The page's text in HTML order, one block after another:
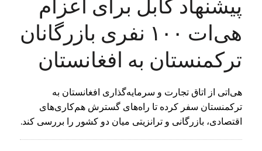
پیشنهاد کابل برای اعزام
هی‌ات ۱۰۰ نفری بازرگانان
ترکمنستان به افغانستان
هی‌اتی از اتاق تجارت و سرمایه‌گذاری افغانستان به
ترکمنستان سفر کرده تا راه‌های گسترش هم‌کاری‌های
اقتصادی، بازرگانی و ترانزیتی میان دو کشور را بررسی کند.